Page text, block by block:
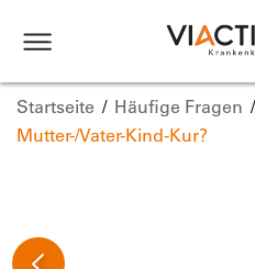
Startseite Häufige Fragen
Mutter-/Vater-Kind-Kur?